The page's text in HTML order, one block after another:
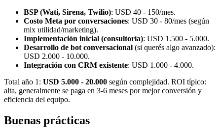
BSP (Wati, Sirena, Twilio): USD 40 - 150/mes.
Costo Meta por conversaciones: USD 30 - 80/mes (según
mix utilidad/marketing).
Implementación inicial (consultoría): USD 1.500 - 5.000.
Desarrollo de bot conversacional (si querés algo avanzado):
USD 2.000 - 10.000.
Integración con CRM existente: USD 1.000 - 4.000.
Total año 1: USD 5.000 - 20.000 según complejidad. ROI típico:
alta, generalmente se paga en 3-6 meses por mejor conversión y
eficiencia del equipo.
Buenas prácticas